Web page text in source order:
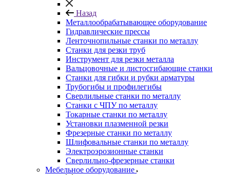
Назад
Металлообрабатывающее оборудование
Гидравлические прессы
Ленточнопильные станки по металлу
Станки для резки труб
Инструмент для резки металла
Вальцовочные и листосгибающие станки
Станки для гибки и рубки арматуры
Трубогибы и профилегибы
Сверлильные станки по металлу
Станки с ЧПУ по металлу
Токарные станки по металлу
Установки плазменной резки
Фрезерные станки по металлу
Шлифовальные станки по металлу
Электроэрозионные станки
Сверлильно-фрезерные станки
Мебельное оборудование